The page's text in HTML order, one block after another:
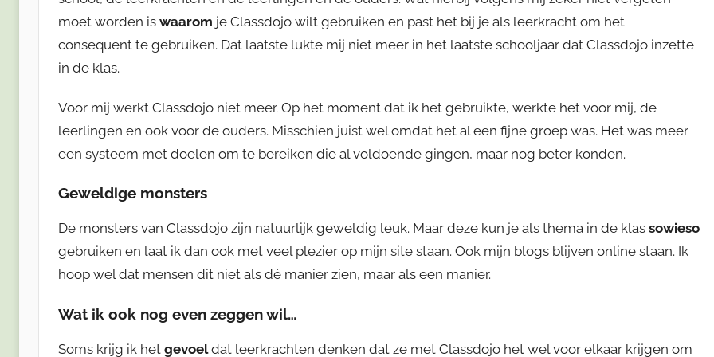
moet worden is waarom je Classdojo wilt gebruiken en past het bij je als leerkracht om het
consequent te gebruiken. Dat laatste lukte mij niet meer in het laatste schooljaar dat Classdojo inzette
in de klas.
Voor mij werkt Classdojo niet meer. Op het moment dat ik het gebruikte, werkte het voor mij, de
leerlingen en ook voor de ouders. Misschien juist wel omdat het al een fijne groep was. Het was meer
een systeem met doelen om te bereiken die al voldoende gingen, maar nog beter konden.
Geweldige monsters
De monsters van Classdojo zijn natuurlijk geweldig leuk. Maar deze kun je als thema in de klas sowieso
gebruiken en laat ik dan ook met veel plezier op mijn site staan. Ook mijn blogs blijven online staan. Ik
hoop wel dat mensen dit niet als dé manier zien, maar als een manier.
Wat ik ook nog even zeggen wil…
Soms krijg ik het gevoeldat leerkrachten denken dat ze met Classdojo het wel voor elkaar krijgen om